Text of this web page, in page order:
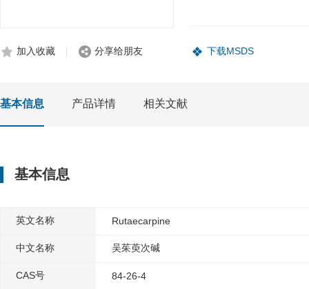
加入收藏 分享给朋友 下载MSDS
基本信息 产品详情 相关文献
基本信息
英文名称 Rutaecarpine
中文名称 吴茱萸次碱
CAS号 84-26-4